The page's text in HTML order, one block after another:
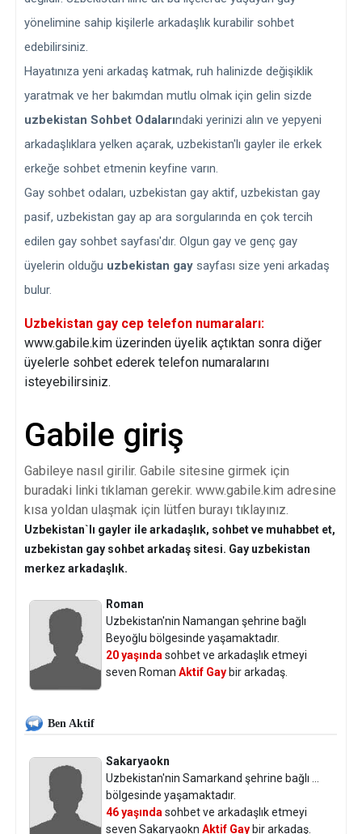
yönelimine sahip kişilerle arkadaşlık kurabilir sohbet
edebilirsiniz.
Hayatınıza yeni arkadaş katmak, ruh halinizde değişiklik
yaratmak ve her bakımdan mutlu olmak için gelin sizde
uzbekistan Sohbet Odalarındaki yerinizi alın ve yepyeni
arkadaşlıklara yelken açarak, uzbekistan'lı gayler ile erkek
erkeğe sohbet etmenin keyfine varın.
Gay sohbet odaları, uzbekistan gay aktif, uzbekistan gay
pasif, uzbekistan gay ap ara sorgularında en çok tercih
edilen gay sohbet sayfası'dır. Olgun gay ve genç gay
üyelerin olduğu uzbekistan gay sayfası size yeni arkadaş
bulur.
Uzbekistan gay cep telefon numaraları:
www.gabile.kim üzerinden üyelik açtıktan sonra diğer
üyelerle sohbet ederek telefon numaralarını
isteyebilirsiniz.
Gabile giriş
Gabileye nasıl girilir. Gabile sitesine girmek için
buradaki linki tıklaman gerekir. www.gabile.kim adresine
kısa yoldan ulaşmak için lütfen burayı tıklayınız.
Uzbekistan`lı gayler ile arkadaşlık, sohbet ve muhabbet et,
uzbekistan gay sohbet arkadaş sitesi. Gay uzbekistan
merkez arkadaşlık.
Roman
Uzbekistan'nin Namangan şehrine bağlı
Beyoğlu bölgesinde yaşamaktadır.
20 yaşında sohbet ve arkadaşlık etmeyi
seven RomanAktif Gay bir arkadaş.
Ben Aktif
Sakaryaokn
Uzbekistan'nin Samarkand şehrine bağlı ...
bölgesinde yaşamaktadır.
46 yaşında sohbet ve arkadaşlık etmeyi
seven SakaryaoknAktif Gay bir arkadaş.